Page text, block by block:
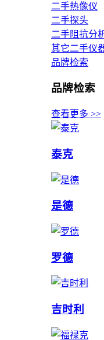
二手热像仪
二手探头
二手阻抗分
其它二手仪
品牌检索
品牌检索
查看更多 >>
泰克
是德
罗德
吉时利